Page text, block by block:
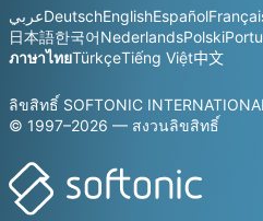
عربيDeutschEnglishEspañol
日本語한국어NederlandsPolski
ภาษาไทยTürkçeTiếng Việt中文
ลิขสิทธิ์ SOFTONIC
© 1997–2026 — สงวนลิขสิทธิ์